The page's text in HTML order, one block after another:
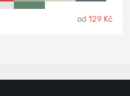
od 129 Kč